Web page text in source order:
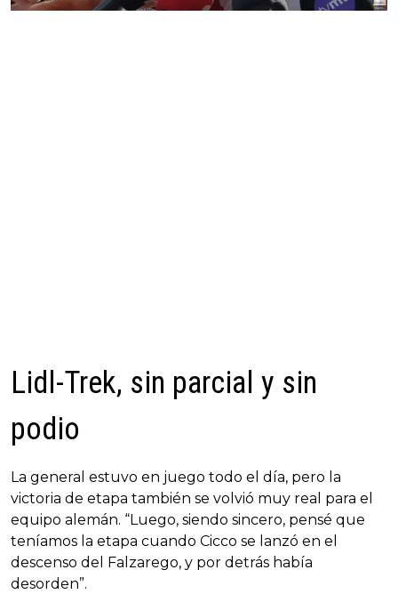
Lidl-Trek, sin parcial y sin
podio
La general estuvo en juego todo el día, pero la
victoria de etapa también se volvió muy real para el
equipo alemán. “Luego, siendo sincero, pensé que
teníamos la etapa cuando Cicco se lanzó en el
descenso del Falzarego, y por detrás había
desorden”.